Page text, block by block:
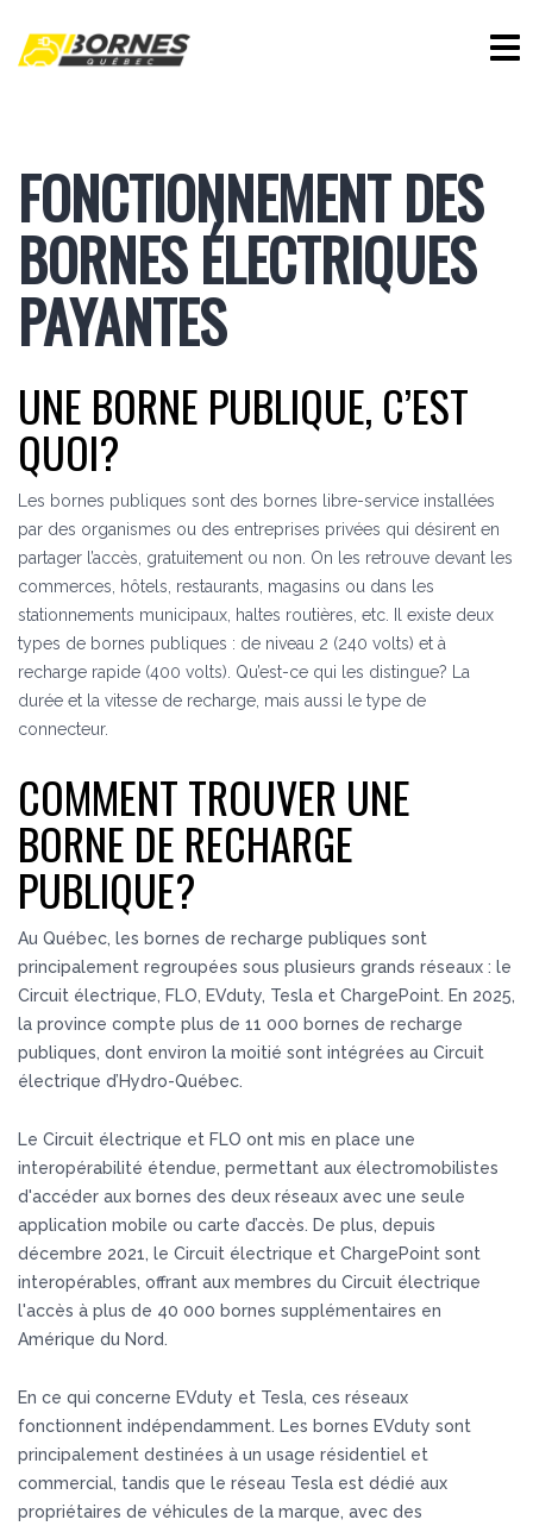
FONCTIONNEMENT DES
BORNES ÉLECTRIQUES
PAYANTES
UNE BORNE PUBLIQUE, C’EST
QUOI?
Les bornes publiques sont des bornes libre-service installées
par des organismes ou des entreprises privées qui désirent en
partager l’accès, gratuitement ou non. On les retrouve devant les
commerces, hôtels, restaurants, magasins ou dans les
stationnements municipaux, haltes routières, etc. Il existe deux
types de bornes publiques : de niveau 2 (240 volts) et à
recharge rapide (400 volts). Qu’est-ce qui les distingue? La
durée et la vitesse de recharge, mais aussi le type de
connecteur.
COMMENT TROUVER UNE
BORNE DE RECHARGE
PUBLIQUE?
Au Québec, les bornes de recharge publiques sont
principalement regroupées sous plusieurs grands réseaux : le
Circuit électrique, FLO, EVduty, Tesla et ChargePoint. En 2025,
la province compte plus de 11 000 bornes de recharge
publiques, dont environ la moitié sont intégrées au Circuit
électrique d’Hydro-Québec.
Le Circuit électrique et FLO ont mis en place une
interopérabilité étendue, permettant aux électromobilistes
d'accéder aux bornes des deux réseaux avec une seule
application mobile ou carte d’accès. De plus, depuis
décembre 2021, le Circuit électrique et ChargePoint sont
interopérables, offrant aux membres du Circuit électrique
l'accès à plus de 40 000 bornes supplémentaires en
Amérique du Nord.
En ce qui concerne EVduty et Tesla, ces réseaux
fonctionnent indépendamment. Les bornes EVduty sont
principalement destinées à un usage résidentiel et
commercial, tandis que le réseau Tesla est dédié aux
propriétaires de véhicules de la marque, avec des